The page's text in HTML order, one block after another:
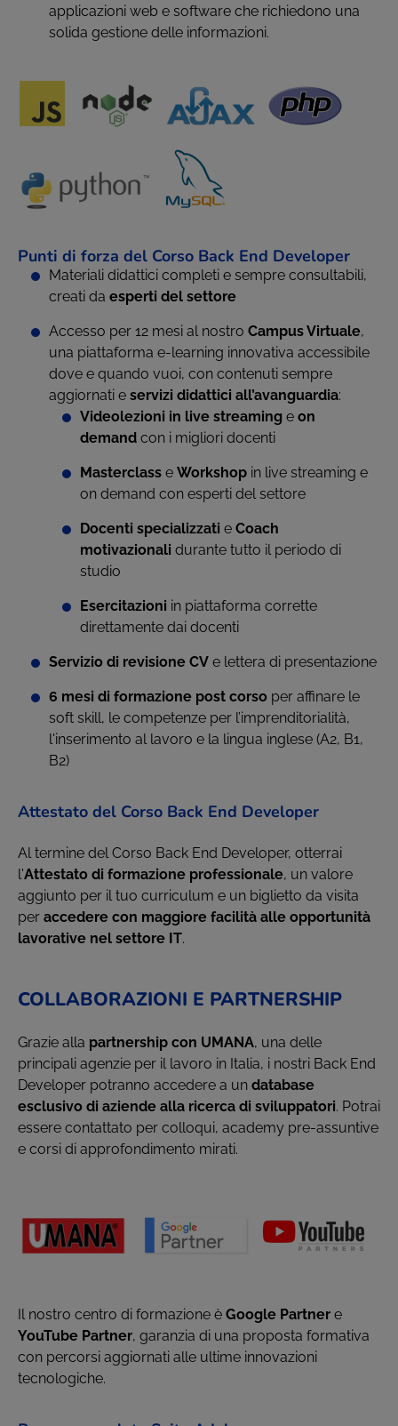
applicazioni web e software che richiedono una
solida gestione delle informazioni.
Punti di forza del Corso Back End Developer
Materiali didattici completi e sempre consultabili,
creati da esperti del settore
Accesso per 12 mesi al nostro Campus Virtuale,
una piattaforma e-learning innovativa accessibile
dove e quando vuoi, con contenuti sempre
aggiornati e servizi didattici all’avanguardia:
Videolezioni in live streaming e on
demand con i migliori docenti
Masterclass e Workshop in live streaming e
on demand con esperti del settore
Docenti specializzati e Coach
motivazionali durante tutto il periodo di
studio
Esercitazioni in piattaforma corrette
direttamente dai docenti
Servizio di revisione CV e lettera di presentazione
6 mesi di formazione post corso per affinare le
soft skill, le competenze per l’imprenditorialità,
l'inserimento al lavoro e la lingua inglese (A2, B1,
B2)
Attestato del Corso Back End Developer
Al termine del Corso Back End Developer, otterrai
l'Attestato di formazione professionale, un valore
aggiunto per il tuo curriculum e un biglietto da visita
per accedere con maggiore facilità alle opportunità
lavorative nel settore IT.
COLLABORAZIONI E PARTNERSHIP
Grazie alla partnership con UMANA, una delle
principali agenzie per il lavoro in Italia, i nostri Back End
Developer potranno accedere a un database
esclusivo di aziende alla ricerca di sviluppatori. Potrai
essere contattato per colloqui, academy pre-assuntive
e corsi di approfondimento mirati.
Il nostro centro di formazione è Google Partner e
YouTube Partner, garanzia di una proposta formativa
con percorsi aggiornati alle ultime innovazioni
tecnologiche.